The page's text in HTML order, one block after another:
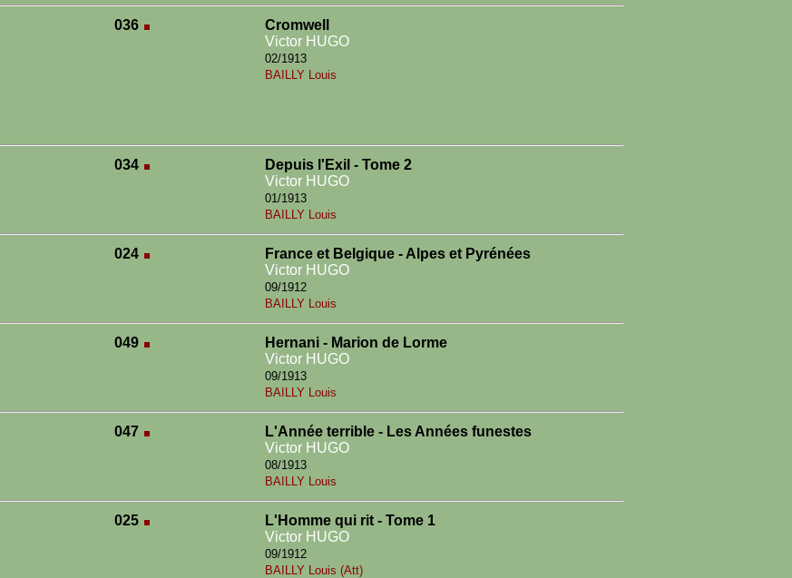
036
Cromwell
Victor HUGO
02/1913
BAILLY Louis
034
Depuis l'Exil - Tome 2
Victor HUGO
01/1913
BAILLY Louis
024
France et Belgique - Alpes et Pyrénées
Victor HUGO
09/1912
BAILLY Louis
049
Hernani - Marion de Lorme
Victor HUGO
09/1913
BAILLY Louis
047
L'Année terrible - Les Années funestes
Victor HUGO
08/1913
BAILLY Louis
025
L'Homme qui rit - Tome 1
Victor HUGO
09/1912
BAILLY Louis (Att)